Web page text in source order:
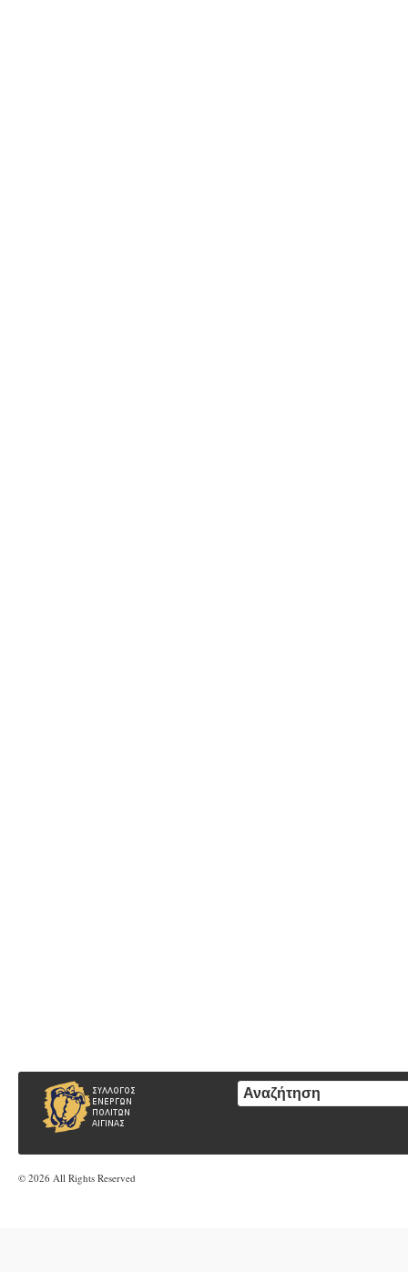
© 2026 All Rights Reserved